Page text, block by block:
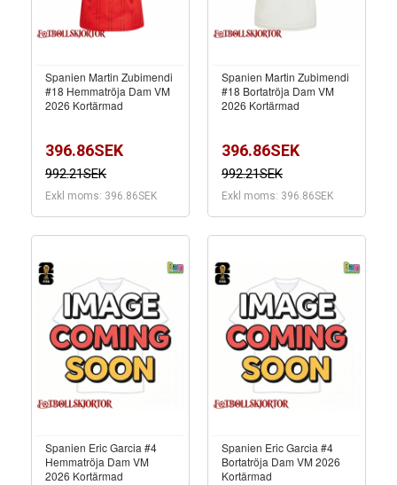
Spanien Martin Zubimendi
#18 Hemmatröja Dam VM
2026 Kortärmad
396.86SEK
992.21SEK
Exkl moms: 396.86SEK
Spanien Martin Zubimendi
#18 Bortatröja Dam VM
2026 Kortärmad
396.86SEK
992.21SEK
Exkl moms: 396.86SEK
Spanien Eric Garcia #4
Hemmatröja Dam VM
2026 Kortärmad
Spanien Eric Garcia #4
Bortatröja Dam VM 2026
Kortärmad